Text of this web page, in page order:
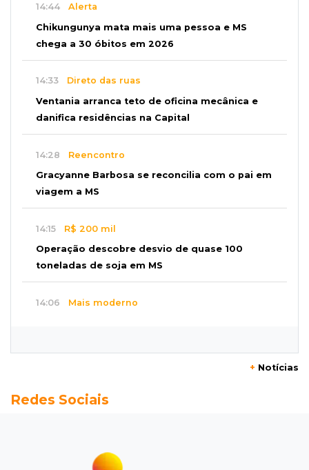
14:44 Alerta
Chikungunya mata mais uma pessoa e MS
chega a 30 óbitos em 2026
14:33 Direto das ruas
Ventania arranca teto de oficina mecânica e
danifica residências na Capital
14:28 Reencontro
Gracyanne Barbosa se reconcilia com o pai em
viagem a MS
14:15 R$ 200 mil
Operação descobre desvio de quase 100
toneladas de soja em MS
14:06 Mais moderno
BC estuda bloquear ofensas e ameaças em
+ Notícias
Redes Sociais